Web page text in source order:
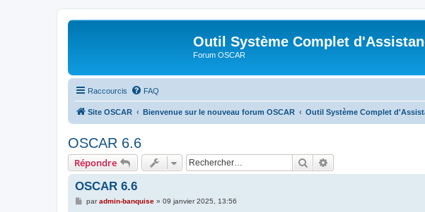
Outil Système Complet
Forum OSCAR
Raccourcis FAQ
Site OSCAR Bienvenue sur le nouveau forum OSCAR Outil Système Complet
OSCAR 6.6
Répondre Rechercher
OSCAR 6.6
Mparadmin-banquise» 09 janvier 2025, 13:56